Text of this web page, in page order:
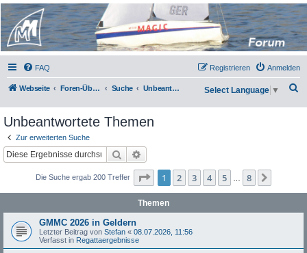
Micro Magic Forum
Deutschland
FAQ Anmelden
Registrieren
Webseite Foren-Übersicht Suche Unbeantwortete Themen Select Language ▼
Unbeantwortete Themen
Zur erweiterten Suche
Suche
Die Suche ergab 200 Treffer Seite 1von
1 2 3 4 5 8
Themen
GMMC 2026 in Geldern
Letzter Beitrag von Stefan « 08.07.2026, 11:56
Verfasst in Regattaergebnisse